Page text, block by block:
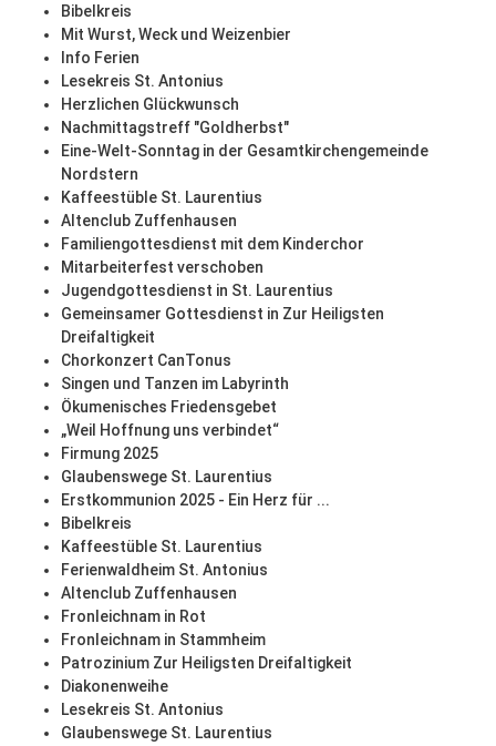
Bibelkreis
Mit Wurst, Weck und Weizenbier
Info Ferien
Lesekreis St. Antonius
Herzlichen Glückwunsch
Nachmittagstreff "Goldherbst"
Eine-Welt-Sonntag in der Gesamtkirchengemeinde
Nordstern
Kaffeestüble St. Laurentius
Altenclub Zuffenhausen
Familiengottesdienst mit dem Kinderchor
Mitarbeiterfest verschoben
Jugendgottesdienst in St. Laurentius
Gemeinsamer Gottesdienst in Zur Heiligsten
Dreifaltigkeit
Chorkonzert CanTonus
Singen und Tanzen im Labyrinth
Ökumenisches Friedensgebet
„Weil Hoffnung uns verbindet“
Firmung 2025
Glaubenswege St. Laurentius
Erstkommunion 2025 - Ein Herz für ...
Bibelkreis
Kaffeestüble St. Laurentius
Ferienwaldheim St. Antonius
Altenclub Zuffenhausen
Fronleichnam in Rot
Fronleichnam in Stammheim
Patrozinium Zur Heiligsten Dreifaltigkeit
Diakonenweihe
Lesekreis St. Antonius
Glaubenswege St. Laurentius